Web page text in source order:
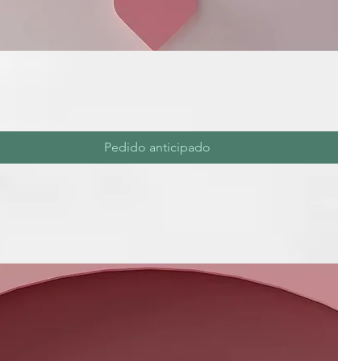
Pedido anticipado